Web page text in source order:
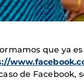
que ya
de Facebook,